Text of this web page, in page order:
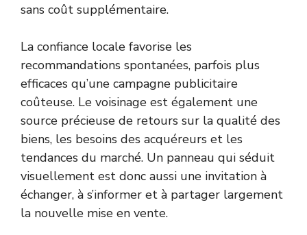
sans coût supplémentaire.
La confiance locale favorise les
recommandations spontanées, parfois plus
efficaces qu’une campagne publicitaire
coûteuse. Le voisinage est également une
source précieuse de retours sur la qualité des
biens, les besoins des acquéreurs et les
tendances du marché. Un panneau qui séduit
visuellement est donc aussi une invitation à
échanger, à s’informer et à partager largement
la nouvelle mise en vente.